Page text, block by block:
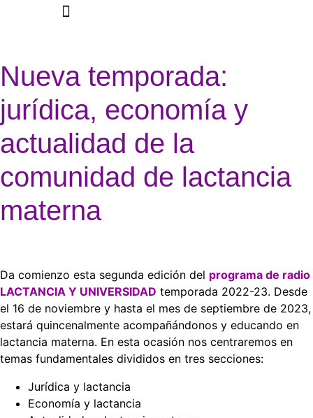
Nueva temporada:
jurídica, economía y
actualidad de la
comunidad de lactancia
materna
Da comienzo esta segunda edición del programa de radio
LACTANCIA Y UNIVERSIDAD temporada 2022-23. Desde
el 16 de noviembre y hasta el mes de septiembre de 2023,
estará quincenalmente acompañándonos y educando en
lactancia materna. En esta ocasión nos centraremos en
temas fundamentales divididos en tres secciones:
Jurídica y lactancia
Economía y lactancia